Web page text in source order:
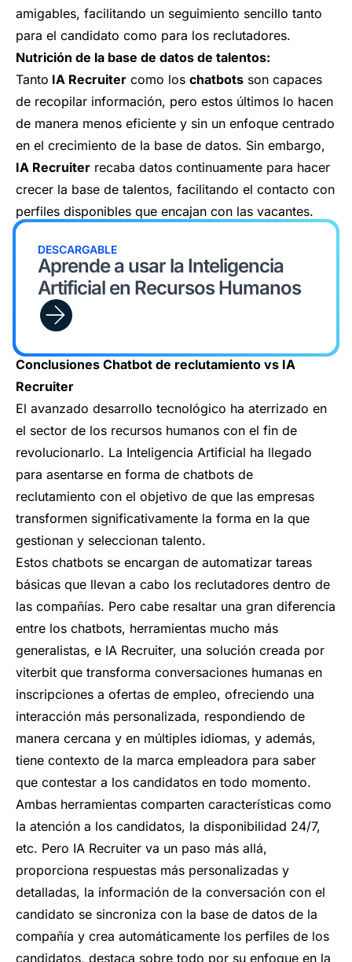
amigables, facilitando un seguimiento sencillo tanto
para el candidato como para los reclutadores.
Nutrición de la base de datos de talentos:
Tanto IA Recruiter como los chatbots son capaces
de recopilar información, pero estos últimos lo hacen
de manera menos eficiente y sin un enfoque centrado
en el crecimiento de la base de datos. Sin embargo,
IA Recruiter recaba datos continuamente para hacer
crecer la base de talentos, facilitando el contacto con
perfiles disponibles que encajan con las vacantes.
DESCARGABLE
Aprende a usar la Inteligencia
Artificial en Recursos Humanos
Conclusiones Chatbot de reclutamiento vs IA
Recruiter
El avanzado desarrollo tecnológico ha aterrizado en
el sector de los recursos humanos con el fin de
revolucionarlo. La Inteligencia Artificial ha llegado
para asentarse en forma de chatbots de
reclutamiento con el objetivo de que las empresas
transformen significativamente la forma en la que
gestionan y seleccionan talento.
Estos chatbots se encargan de automatizar tareas
básicas que llevan a cabo los reclutadores dentro de
las compañías. Pero cabe resaltar una gran diferencia
entre los chatbots, herramientas mucho más
generalistas, e IA Recruiter, una solución creada por
viterbit que transforma conversaciones humanas en
inscripciones a ofertas de empleo, ofreciendo una
interacción más personalizada, respondiendo de
manera cercana y en múltiples idiomas, y además,
tiene contexto de la marca empleadora para saber
que contestar a los candidatos en todo momento.
Ambas herramientas comparten características como
la atención a los candidatos, la disponibilidad 24/7,
etc. Pero IA Recruiter va un paso más allá,
proporciona respuestas más personalizadas y
detalladas, la información de la conversación con el
candidato se sincroniza con la base de datos de la
compañía y crea automáticamente los perfiles de los
candidatos, destaca sobre todo por su enfoque en la